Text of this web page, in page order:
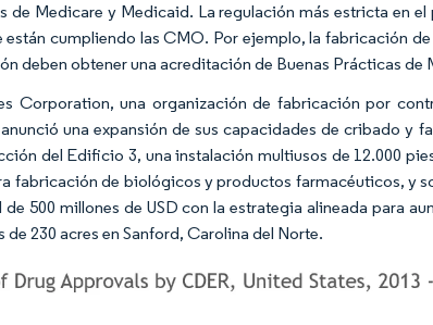
de Medicare y Medicaid. La regulación más estricta en
cumpliendo las CMO. Por ejemplo, la fabricación
deben obtener una acreditación de Buenas Prácticas de
Corporation, una organización de fabricación por
una expansión de sus capacidades de cribado y
del Edificio 3, una instalación multiusos de 12.000
fabricación de biológicos y productos farmacéuticos, y
500 millones de USD con la estrategia alineada para
230 acres en Sanford, Carolina del Norte.